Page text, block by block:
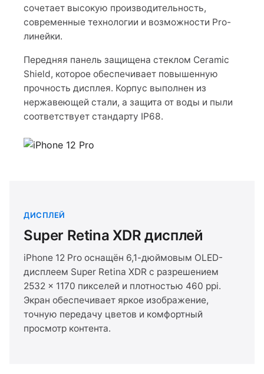
сочетает высокую производительность,
современные технологии и возможности Pro-
линейки.
Передняя панель защищена стеклом Ceramic
Shield, которое обеспечивает повышенную
прочность дисплея. Корпус выполнен из
нержавеющей стали, а защита от воды и пыли
соответствует стандарту IP68.
ДИСПЛЕЙ
Super Retina XDR дисплей
iPhone 12 Pro оснащён 6,1-дюймовым OLED-
дисплеем Super Retina XDR с разрешением
2532 × 1170 пикселей и плотностью 460 ppi.
Экран обеспечивает яркое изображение,
точную передачу цветов и комфортный
просмотр контента.